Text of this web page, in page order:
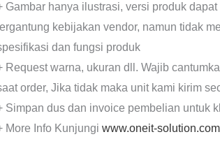
Gambar hanya ilustrasi, versi produk
kebijakan vendor, namun tidak
dan fungsi produk
Request warna, ukuran dll. Wajib
order, Jika tidak maka unit kami kirim
Simpan dus dan invoice pembelian untuk
More Info Kunjungiwww.oneit-solution.com